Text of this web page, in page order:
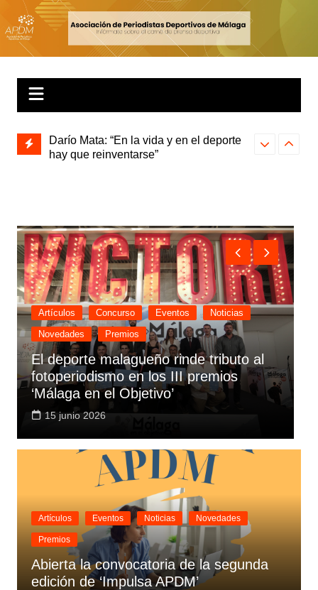
Darío Mata: “En la vida y en el deporte
hay que reinventarse”
Natalia de
Artículos Concurso Eventos
Noticias
Novedades
Premios
El deporte malagueño rinde tributo al
fotoperiodismo en los III premios
‘Málaga en el Objetivo’
15 junio 2026
Artículos Eventos Noticias Novedades
Premios
Abierta la convocatoria de la segunda
edición de ‘Impulsa APDM’